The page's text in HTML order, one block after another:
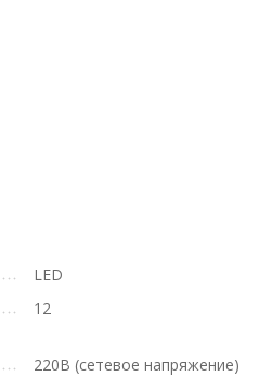
LED
12
220В (сетевое напряжение)